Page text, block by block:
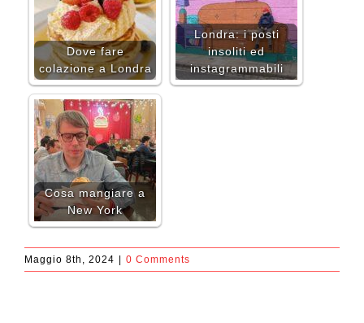
Dove fare
colazione a Londra
Londra: i posti
insoliti ed
instagrammabili
Cosa mangiare a
New York
Maggio 8th, 2024 0 Comments